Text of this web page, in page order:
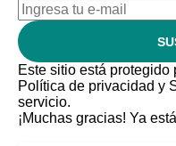
Este sitio está
Política de privacidad y
servicio.
¡Muchas gracias! Ya